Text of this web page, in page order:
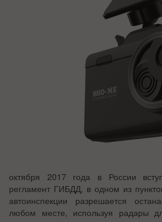
октября 2017 года в России
регламент ГИБДД, в одном из
автоинспекции разрешается
любом месте, используя радары